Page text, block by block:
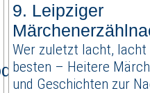
9. Leipziger
Wer zuletzt lacht, lacht
besten – Heitere
und Geschichten zur